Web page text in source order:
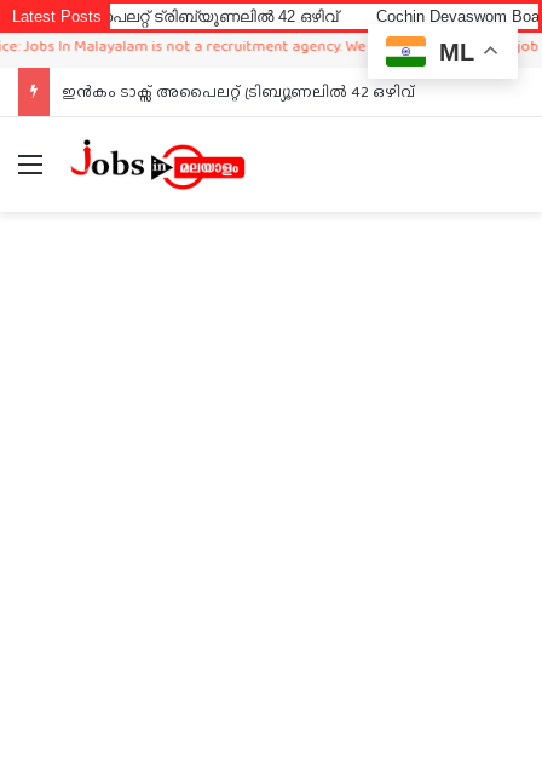
Latest Postsട്രിബ്യൂണലിൽ 42 ഒഴിവ് Cochin Devaswom Board LD
In Malayalam is not a recruitment agency. We just sharing available job in
ഇൻകം ടാക്സ് അപൈലറ്റ് ട്രിബ്യൂണലിൽ 42 ഒഴിവ്
Menu
ML